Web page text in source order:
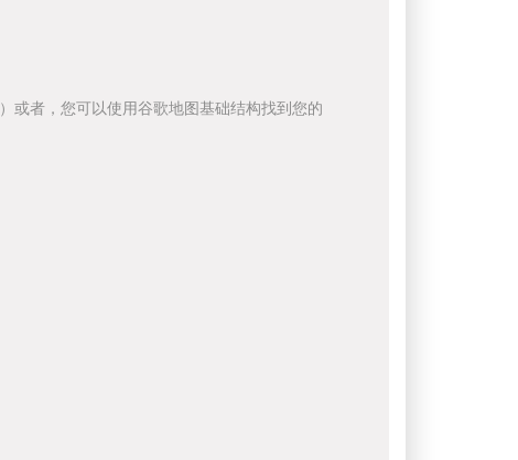
或者，您可以使用谷歌地图基础结构找到您的